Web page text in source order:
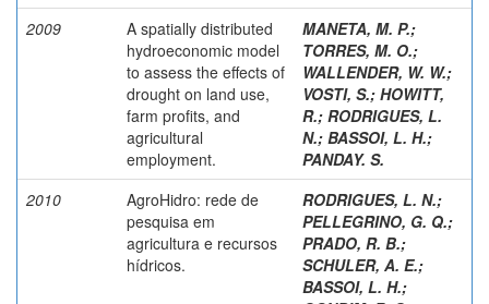
2009
A spatially distributed
hydroeconomic model
to assess the effects of
drought on land use,
farm profits, and
agricultural
employment.
MANETA, M. P.;
TORRES, M. O.;
WALLENDER, W. W.;
VOSTI, S.; HOWITT,
R.; RODRIGUES, L.
N.; BASSOI, L. H.;
PANDAY. S.
2010
AgroHidro: rede de
pesquisa em
agricultura e recursos
hídricos.
RODRIGUES, L. N.;
PELLEGRINO, G. Q.;
PRADO, R. B.;
SCHULER, A. E.;
BASSOI, L. H.;